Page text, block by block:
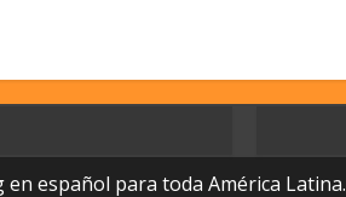
español para toda América Latina.